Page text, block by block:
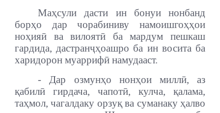
Маҳсули дасти ин бонуи нонбанд
борҳо дар чорабиниву намоишгоҳҳои
ноҳияӣ ва вилоятӣ ба мардум пешкаш
гардида, дастранҷҳоашро ба ин восита ба
харидорон муаррифӣ намудааст.
- Дар озмунҳо нонҳои миллӣ, аз
қабилӣ гирдача, чапотӣ, кулча, қалама,
таҳмол, чагалдаку орзуқ ва суманаку ҳалво